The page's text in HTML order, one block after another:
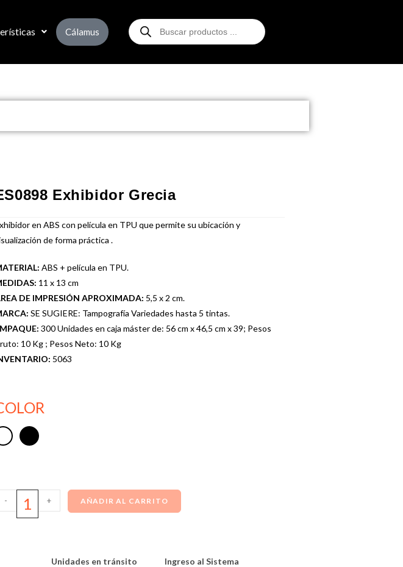
Cálamus
Exhibidor Grecia
en ABS con película en TPU que permite su ubicación y
de forma práctica .
ABS + película en TPU.
11 x 13 cm
DE IMPRESIÓN APROXIMADA: 5,5 x 2 cm.
SE SUGIERE: Tampografía Variedades hasta 5 tintas.
300 Unidades en caja máster de: 56 cm x 46,5 cm x 39; Pesos
10 Kg ; Pesos Neto: 10 Kg
5063
- + AÑADIR AL CARRITO
Unidades en tránsito Ingreso al Sistema